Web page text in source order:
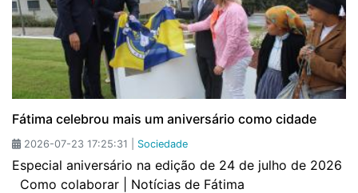
Fátima celebrou mais um aniversário como cidade
2026-07-23 17:25:31 | Sociedade
Especial aniversário na edição de 24 de julho de 2026
Como colaborar | Notícias de Fátima